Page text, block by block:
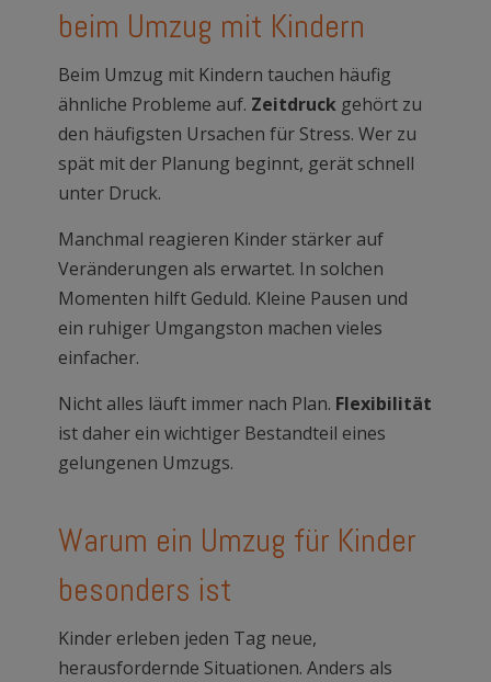
beim Umzug mit Kindern
Beim Umzug mit Kindern tauchen häufig
ähnliche Probleme auf. Zeitdruck gehört zu
den häufigsten Ursachen für Stress. Wer zu
spät mit der Planung beginnt, gerät schnell
unter Druck.
Manchmal reagieren Kinder stärker auf
Veränderungen als erwartet. In solchen
Momenten hilft Geduld. Kleine Pausen und
ein ruhiger Umgangston machen vieles
einfacher.
Nicht alles läuft immer nach Plan. Flexibilität
ist daher ein wichtiger Bestandteil eines
gelungenen Umzugs.
Warum ein Umzug für Kinder
besonders ist
Kinder erleben jeden Tag neue,
herausfordernde Situationen. Anders als